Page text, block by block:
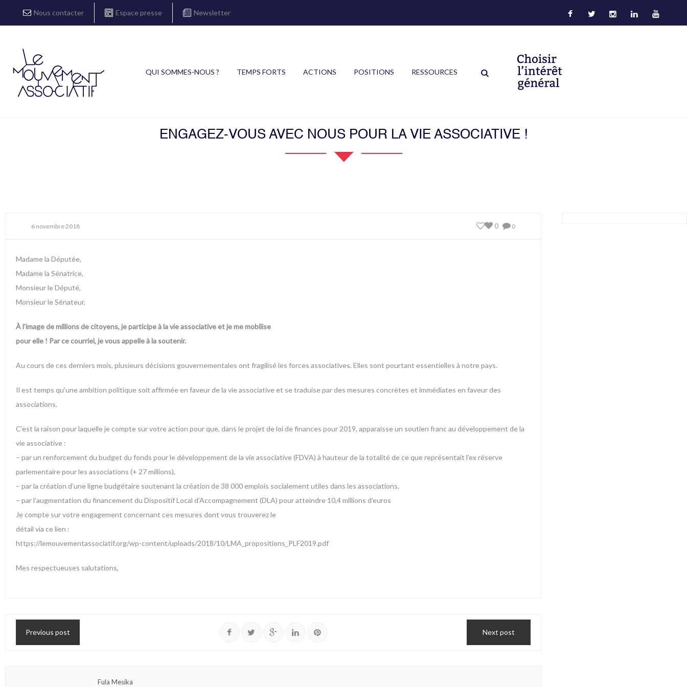
Nous contacter Espace presse Newsletter
QUI SOMMES-NOUS ? TEMPS FORTS ACTIONS POSITIONS RESSOURCES
ENGAGEZ-VOUS AVEC NOUS POUR LA VIE ASSOCIATIVE !
6 novembre 2018 0
0
Madame la Députée,
Madame la Sénatrice,
Monsieur le Député,
Monsieur le Sénateur,
À l’image de millions de citoyens, je participe à la vie associative et je me mobilise
pour elle ! Par ce courriel, je vous appelle à la soutenir.
Au cours de ces derniers mois, plusieurs décisions gouvernementales ont fragilisé les forces associatives. Elles sont pourtant essentielles à notre pays.
Il est temps qu’une ambition politique soit affirmée en faveur de la vie associative et se traduise par des mesures concrètes et immédiates en faveur des
associations.
C’est la raison pour laquelle je compte sur votre action pour que, dans le projet de loi de finances pour 2019, apparaisse un soutien franc au développement de la
vie associative :
– par un renforcement du budget du fonds pour le développement de la vie associative (FDVA) à hauteur de la totalité de ce que représentait l’ex réserve
parlementaire pour les associations (+ 27 millions),
– par la création d’une ligne budgétaire soutenant la création de 38 000 emplois socialement utiles dans les associations,
– par l’augmentation du financement du Dispositif Local d’Accompagnement (DLA) pour atteindre 10,4 millions d’euros
Je compte sur votre engagement concernant ces mesures dont vous trouverez le
détail via ce lien :
https://lemouvementassociatif.org/wp-content/uploads/2018/10/LMA_propositions_PLF2019.pdf
Mes respectueuses salutations,
Previous post Next post
Fula Mesika